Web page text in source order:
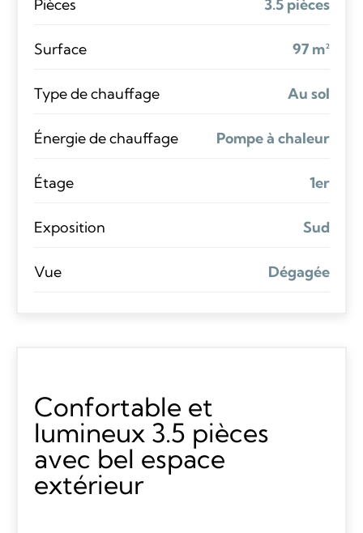
Pièces 3.5 pièces
Surface 97 m²
Type de chauffage Au sol
Énergie de chauffage Pompe à chaleur
Étage 1er
Exposition Sud
Vue Dégagée
Confortable et
lumineux 3.5 pièces
avec bel espace
extérieur